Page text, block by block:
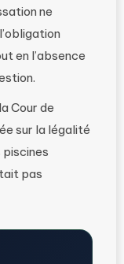
ne
en l’absence
Cour de
sur la légalité
piscines
pas